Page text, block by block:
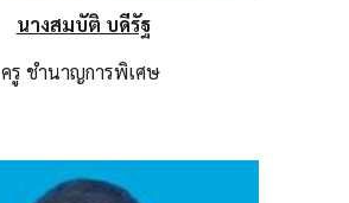
นางสมบัติ บดีรัฐ
ครู ชำนาญการพิเศษ